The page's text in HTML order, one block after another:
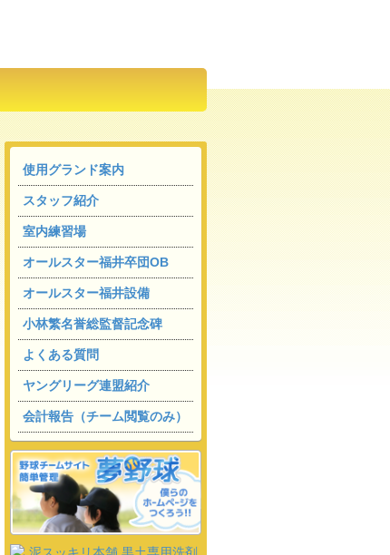
使用グランド案内
スタッフ紹介
室内練習場
オールスター福井卒団OB
オールスター福井設備
小林繁名誉総監督記念碑
よくある質問
ヤングリーグ連盟紹介
会計報告（チーム閲覧のみ）